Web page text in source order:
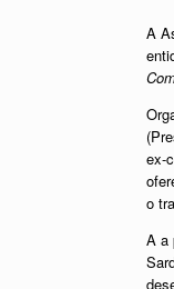
A
ex-
o
A a